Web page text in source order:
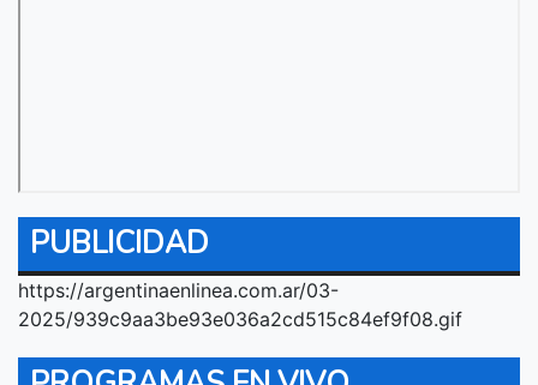
PUBLICIDAD
https://argentinaenlinea.com.ar/03-
2025/939c9aa3be93e036a2cd515c84ef9f08.gif